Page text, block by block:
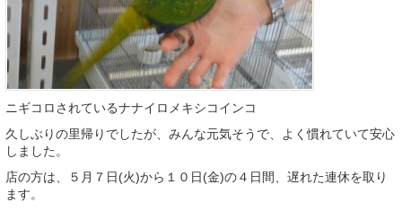
ニギコロされているナナイロメキシコインコ
久しぶりの里帰りでしたが、みんな元気そうで、よく慣れていて安心
しました。
店の方は、５月７日(火)から１０日(金)の４日間、遅れた連休を取り
ます。